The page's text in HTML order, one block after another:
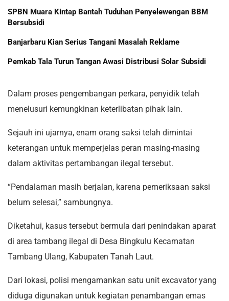
SPBN Muara Kintap Bantah Tuduhan Penyelewengan BBM
Bersubsidi
Banjarbaru Kian Serius Tangani Masalah Reklame
Pemkab Tala Turun Tangan Awasi Distribusi Solar Subsidi
Dalam proses pengembangan perkara, penyidik telah
menelusuri kemungkinan keterlibatan pihak lain.
Sejauh ini ujarnya, enam orang saksi telah dimintai
keterangan untuk memperjelas peran masing-masing
dalam aktivitas pertambangan ilegal tersebut.
“Pendalaman masih berjalan, karena pemeriksaan saksi
belum selesai,” sambungnya.
Diketahui, kasus tersebut bermula dari penindakan aparat
di area tambang ilegal di Desa Bingkulu Kecamatan
Tambang Ulang, Kabupaten Tanah Laut.
Dari lokasi, polisi mengamankan satu unit excavator yang
diduga digunakan untuk kegiatan penambangan emas